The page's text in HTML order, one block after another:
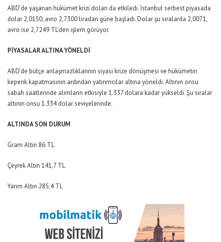
ABD’de yaşanan hükümet krizi doları da etkiledi. İstanbul serbest piyasada
dolar 2,0150, avro 2,7300 liradan güne başladı. Dolar şu sıralarda 2,0071,
avro ise 2,7249 TL’den işlem görüyor.
PİYASALAR ALTINA YÖNELDİ
ABD’de bütçe anlaşmazlıklarının siyasi krize dönüşmesi ve hükümetin
kepenk kapatmasının ardından yatırımcılar altına yöneldi. Altının onsu
sabah saatlerinde alımların etkisiyle 1.337 dolara kadar yükseldi. Şu sıralar
altının onsu 1.334 dolar seviyelerinde.
ALTINDA SON DURUM
Gram Altın 86 TL
Çeyrek Altın 141,7 TL
Yarım Altın 285,4 TL